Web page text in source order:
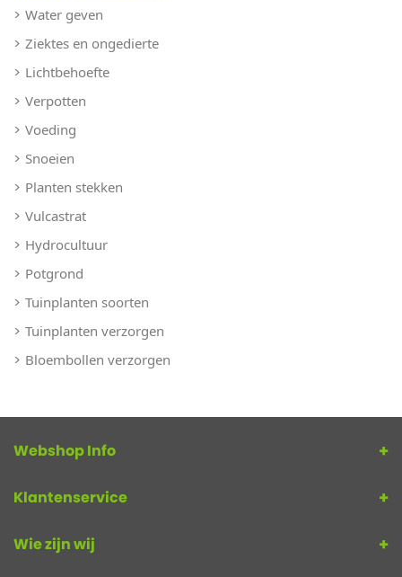
Water geven
Ziektes en ongedierte
Lichtbehoefte
Verpotten
Voeding
Snoeien
Planten stekken
Vulcastrat
Hydrocultuur
Potgrond
Tuinplanten soorten
Tuinplanten verzorgen
Bloembollen verzorgen
Webshop Info
Klantenservice
Wie zijn wij